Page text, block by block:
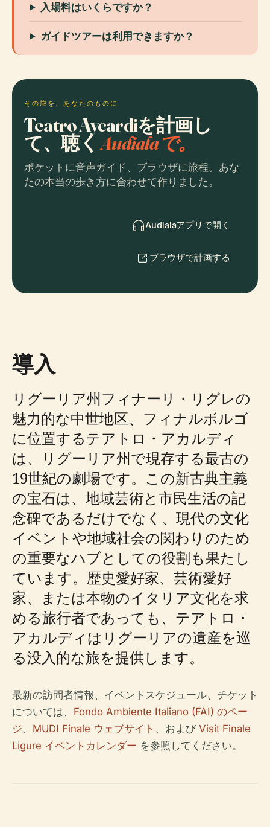
入場料はいくらですか？
ガイドツアーは利用できますか？
その旅を、あなたのものに
Teatro Aycardiを計画し
て、聴くAudialaで。
ポケットに音声ガイド、ブラウザに旅程。あな
たの本当の歩き方に合わせて作りました。
Audialaアプリで開く
ブラウザで計画する
導入
リグーリア州フィナーリ・リグレの
魅力的な中世地区、フィナルボルゴ
に位置するテアトロ・アカルディ
は、リグーリア州で現存する最古の
19世紀の劇場です。この新古典主義
の宝石は、地域芸術と市民生活の記
念碑であるだけでなく、現代の文化
イベントや地域社会の関わりのため
の重要なハブとしての役割も果たし
ています。歴史愛好家、芸術愛好
家、または本物のイタリア文化を求
める旅行者であっても、テアトロ・
アカルディはリグーリアの遺産を巡
る没入的な旅を提供します。
最新の訪問者情報、イベントスケジュール、チケット
については、 Fondo Ambiente Italiano (FAI) のペー
ジ、 MUDI Finale ウェブサイト 、および Visit Finale
Ligure イベントカレンダー を参照してください。